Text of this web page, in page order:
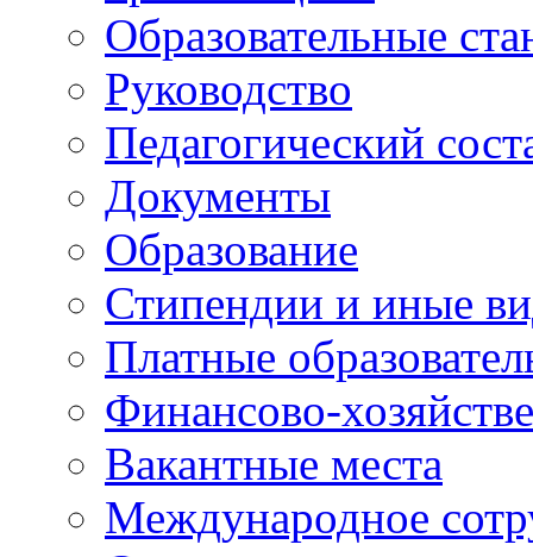
Образовательные
Руководство
Педагогический
Документы
Образование
Стипендии и иные
Платные
Финансово-
Вакантные места
Международное